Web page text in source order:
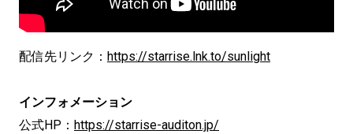
配信先リンク： https://starrise.lnk.to/sunlight
インフォメーション
公式HP： https://starrise-auditon.jp/